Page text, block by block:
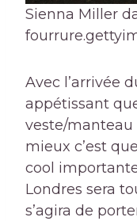
Sienna Miller
fourrure.
Avec l’arrivée
appétissant
veste/
mieux c’est
cool
Londres sera
s’agira de